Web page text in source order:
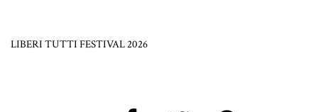
LIBERI TUTTI FESTIVAL 2026